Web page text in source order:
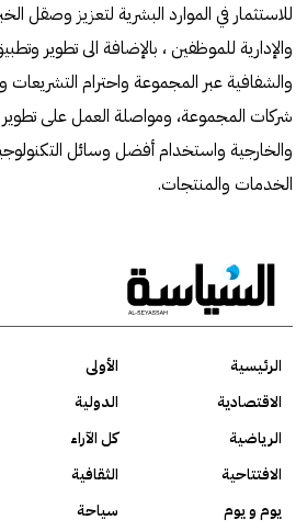
للاستثمار في الموارد البشرية لتعزيز وصقل
والإدارية للموظفين ، بالإضافة الى تطوير
والشفافية عبر المجموعة واحترام التشريعات
شركات المجموعة، ومواصلة العمل على
والخارجية واستخدام أفضل وسائل
الخدمات والمنتجات.
الرئيسية الأولى
الاقتصادية
الدولية
الرياضية
كل الآراء
الافتتاحية
الثقافية
يوم و يوم
سياحة